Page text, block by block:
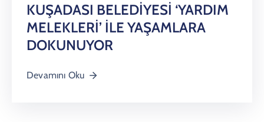
KUŞADASI BELEDİYESİ ‘YARDIM
MELEKLERİ’ İLE YAŞAMLARA
DOKUNUYOR
Devamını Oku